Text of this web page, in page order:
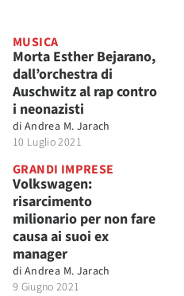
MUSICA
Morta Esther Bejarano,
dall’orchestra di
Auschwitz al rap contro
i neonazisti
di Andrea M. Jarach
10 Luglio 2021
GRANDI IMPRESE
Volkswagen:
risarcimento
milionario per non fare
causa ai suoi ex
manager
di Andrea M. Jarach
9 Giugno 2021